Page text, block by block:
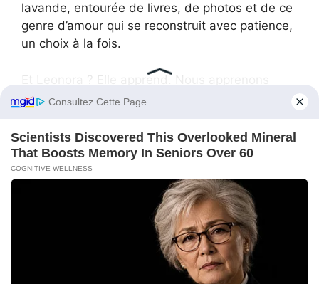
lavande, entourée de livres, de photos et de ce
genre d’amour qui se reconstruit avec patience,
un choix à la fois.
Et Leonora ? Elle apprend. Nous apprenons
tous.
Les familles recomposées ne sont pas
parfaites. Mais elles peuvent être magnifiques,
si on leur laisse une chance.
Les familles recomposées ne sont pas
parfaites. Mais elles peuvent être magnifiques,
si on leur laisse une chance.